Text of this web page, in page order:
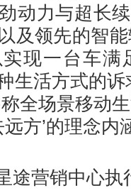
动力与超长
及领先的智
现一台车满
生活方式的
全场景移动
方’的理念内
途营销中心